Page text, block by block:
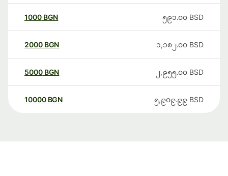
1000 BGN ၅၉၁.၀၀ BSD
2000 BGN ၁,၁၈၂.၀၀ BSD
5000 BGN ၂,၉၅၅.၀၀ BSD
10000 BGN ၅,၉၀၉.၉၉ BSD